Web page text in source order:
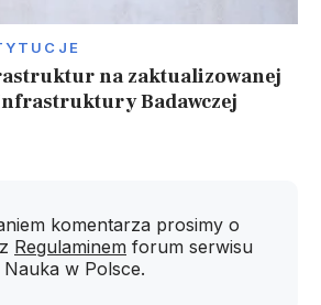
na zaktualizowanej
Badawczej
komentarza prosimy o
Regulaminem forum serwisu
Nauka w Polsce.